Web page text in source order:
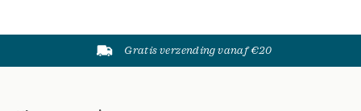
Gratis verzending vanaf €20